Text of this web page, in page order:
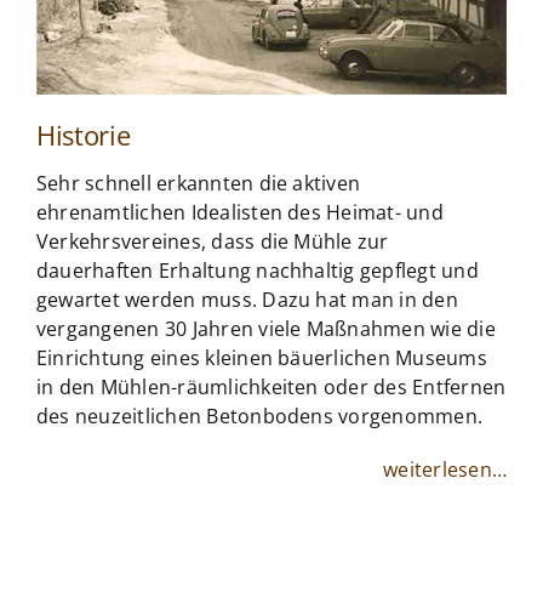
Historie
Sehr schnell erkannten die aktiven
ehrenamtlichen Idealisten des Heimat- und
Verkehrsvereines, dass die Mühle zur
dauerhaften Erhaltung nachhaltig gepflegt und
gewartet werden muss. Dazu hat man in den
vergangenen 30 Jahren viele Maßnahmen wie die
Einrichtung eines kleinen bäuerlichen Museums
in den Mühlen-räumlichkeiten oder des Entfernen
des neuzeitlichen Betonbodens vorgenommen.
weiterlesen…